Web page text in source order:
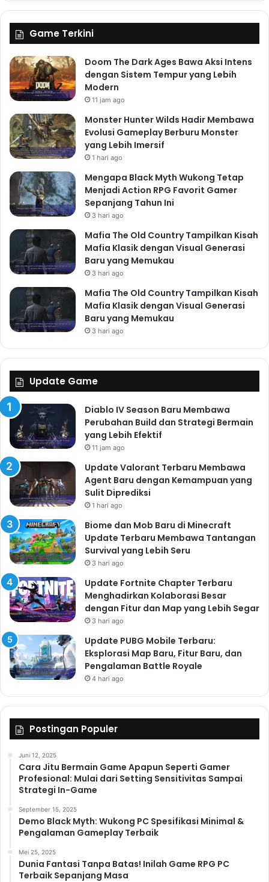
Game Terkini
Doom The Dark Ages Bawa Aksi Intens
dengan Sistem Tempur yang Lebih
Modern
11 jam ago
Monster Hunter Wilds Hadir Membawa
Evolusi Gameplay Berburu Monster
yang Lebih Imersif
1 hari ago
Mengapa Black Myth Wukong Tetap
Menjadi Action RPG Favorit Gamer
Sepanjang Tahun Ini
3 hari ago
Mafia The Old Country Tampilkan Kisah
Mafia Klasik dengan Visual Generasi
Baru yang Memukau
3 hari ago
Mafia The Old Country Tampilkan Kisah
Mafia Klasik dengan Visual Generasi
Baru yang Memukau
3 hari ago
Update Game
Diablo IV Season Baru Membawa
Perubahan Build dan Strategi Bermain
yang Lebih Efektif
11 jam ago
Update Valorant Terbaru Membawa
Agent Baru dengan Kemampuan yang
Sulit Diprediksi
1 hari ago
Biome dan Mob Baru di Minecraft
Update Terbaru Membawa Tantangan
Survival yang Lebih Seru
3 hari ago
Update Fortnite Chapter Terbaru
Menghadirkan Kolaborasi Besar
dengan Fitur dan Map yang Lebih Segar
3 hari ago
Update PUBG Mobile Terbaru:
Eksplorasi Map Baru, Fitur Baru, dan
Pengalaman Battle Royale
4 hari ago
Postingan Populer
Juni 12, 2025
Cara Jitu Bermain Game Apapun Seperti Gamer
Profesional: Mulai dari Setting Sensitivitas Sampai
Strategi In-Game
September 15, 2025
Demo Black Myth: Wukong PC Spesifikasi Minimal &
Pengalaman Gameplay Terbaik
Mei 25, 2025
Dunia Fantasi Tanpa Batas! Inilah Game RPG PC
Terbaik Sepanjang Masa